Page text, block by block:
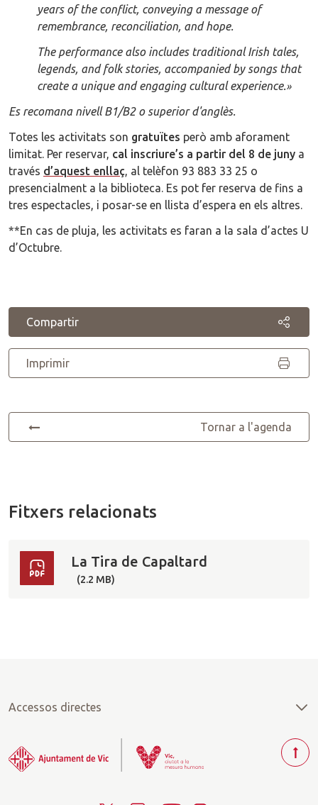
years of the conflict, conveying a message of
remembrance, reconciliation, and hope.
The performance also includes traditional Irish tales,
legends, and folk stories, accompanied by songs that
create a unique and engaging cultural experience.»
Es recomana nivell B1/B2 o superior d'anglès.
Totes les activitats son gratuïtes però amb aforament
limitat. Per reservar, cal inscriure’s a partir del 8 de juny a
través d’aquest enllaç, al telèfon 93 883 33 25 o
presencialment a la biblioteca. Es pot fer reserva de fins a
tres espectacles, i posar-se en llista d’espera en els altres.
**En cas de pluja, les activitats es faran a la sala d’actes U
d’Octubre.
Compartir
Imprimir
Tornar a l'agenda
Fitxers relacionats
La Tira de Capaltard
(2.2 MB)
Accessos directes
T